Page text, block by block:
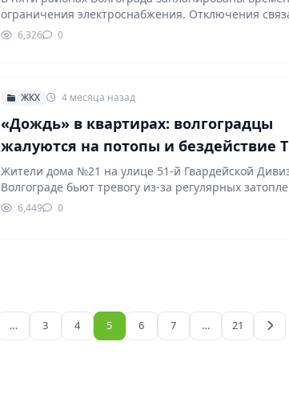
ограничения электроснабжения. Отключения
проведением плановых работ на…
6,326 0
ЖКХ 4 месяца назад
«Дождь» в квартирах: волгоградцы
жалуются на потопы и бездействие
Жители дома №21 на улице 51-й Гвардейской
Волгограде бьют тревогу из-за регулярных
6,449 0
… 3 4 5 6 7 … 21